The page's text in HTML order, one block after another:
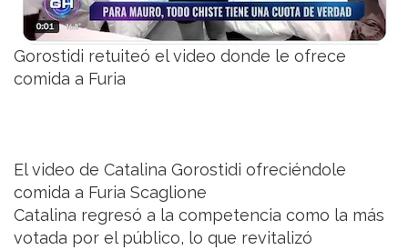
Gorostidi retuiteó el video donde le ofrece
comida a Furia
El video de Catalina Gorostidi ofreciéndole
comida a Furia Scaglione
Catalina regresó a la competencia como la más
votada por el público, lo que revitalizó